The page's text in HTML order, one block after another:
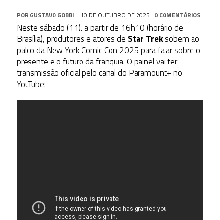
POR GUSTAVO GOBBI 10 DE OUTUBRO DE 2025 | 0 COMENTÁRIOS
Neste sábado (11), a partir de 16h10 (horário de
Brasília), produtores e atores de Star Treksobem ao
palco da New York Comic Con 2025 para falar sobre o
presente e o futuro da franquia. O painel vai ter
transmissão oficial pelo canal do Paramount+ no
YouTube: